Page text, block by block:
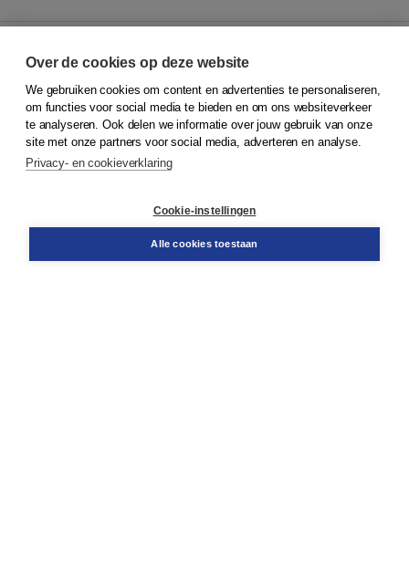
© 2026Koninklijke Boom uitgevers
Klantenservice
Service & informatie
Contact
Over de cookies op deze website
We gebruiken cookies om content en advertenties te personaliseren,
om functies voor social media te bieden en om ons websiteverkeer
te analyseren. Ook delen we informatie over jouw gebruik van onze
site met onze partners voor social media, adverteren en analyse.
Privacy- en cookieverklaring
Cookie-instellingen
Alle cookies toestaan